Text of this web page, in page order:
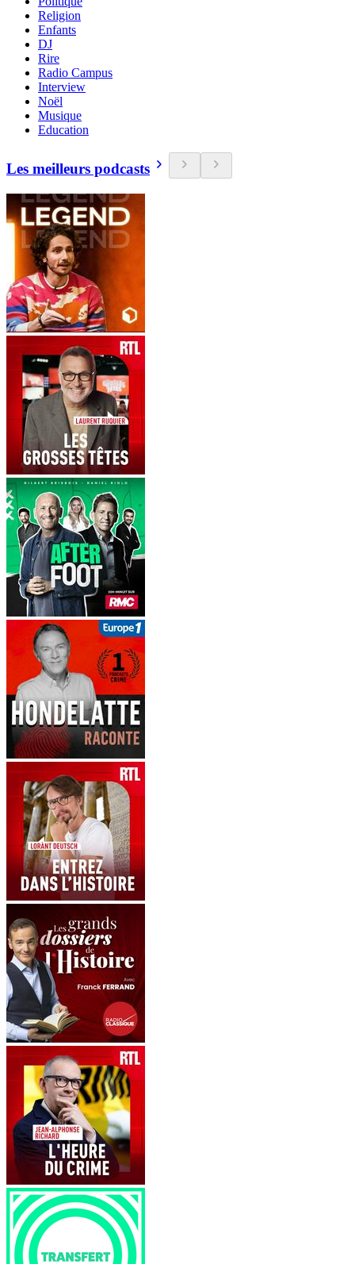
Religion
Enfants
DJ
Rire
Radio Campus
Interview
Noël
Musique
Education
Les meilleurs podcasts